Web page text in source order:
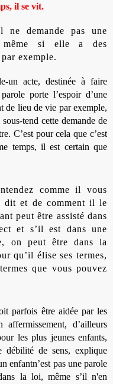
il se vit.
ne demande pas une
même si elle a des
exemple.
un acte, destinée à faire
porte l’espoir d’une
de lieu de vie par exemple,
tend cette demande de
C’est pour cela que c’est
temps, il est certain que
comme il vous
dit et de comment il le
peut être assisté dans
et s’il est dans une
on peut être dans la
qu’il élise ses termes,
que vous pouvez
parfois être aidée par les
d’ailleurs
les plus jeunes enfants,
débilité de sens, explique
enfantn’est pas une parole
la loi, même s’il n'en